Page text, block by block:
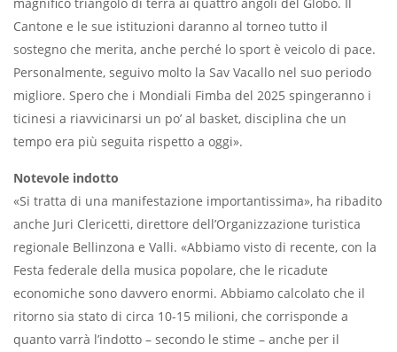
Cantone e le sue istituzioni daranno al torneo tutto il
sostegno che merita, anche perché lo sport è veicolo di pace.
Personalmente, seguivo molto la Sav Vacallo nel suo periodo
migliore. Spero che i Mondiali Fimba del 2025 spingeranno i
ticinesi a riavvicinarsi un po’ al basket, disciplina che un
tempo era più seguita rispetto a oggi».
Notevole indotto
«Si tratta di una manifestazione importantissima», ha ribadito
anche Juri Clericetti, direttore dell’Organizzazione turistica
regionale Bellinzona e Valli. «Abbiamo visto di recente, con la
Festa federale della musica popolare, che le ricadute
economiche sono davvero enormi. Abbiamo calcolato che il
ritorno sia stato di circa 10-15 milioni, che corrisponde a
quanto varrà l’indotto – secondo le stime – anche per il